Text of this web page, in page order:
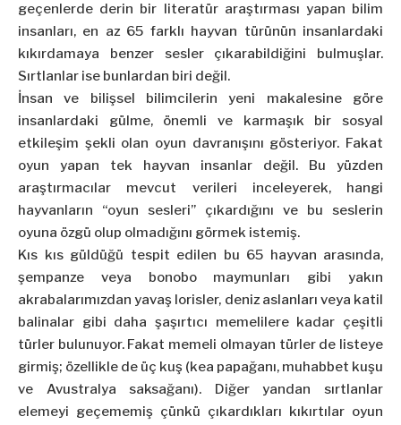
geçenlerde derin bir literatür araştırması yapan bilim
insanları, en az 65 farklı hayvan türünün insanlardaki
kıkırdamaya benzer sesler çıkarabildiğini bulmuşlar.
Sırtlanlar ise bunlardan biri değil.
İnsan ve bilişsel bilimcilerin yeni makalesine göre
insanlardaki gülme, önemli ve karmaşık bir sosyal
etkileşim şekli olan oyun davranışını gösteriyor. Fakat
oyun yapan tek hayvan insanlar değil. Bu yüzden
araştırmacılar mevcut verileri inceleyerek, hangi
hayvanların “oyun sesleri” çıkardığını ve bu seslerin
oyuna özgü olup olmadığını görmek istemiş.
Kıs kıs güldüğü tespit edilen bu 65 hayvan arasında,
şempanze veya bonobo maymunları gibi yakın
akrabalarımızdan yavaş lorisler, deniz aslanları veya katil
balinalar gibi daha şaşırtıcı memelilere kadar çeşitli
türler bulunuyor. Fakat memeli olmayan türler de listeye
girmiş; özellikle de üç kuş (kea papağanı, muhabbet kuşu
ve Avustralya saksağanı). Diğer yandan sırtlanlar
elemeyi geçememiş çünkü çıkardıkları kıkırtılar oyun